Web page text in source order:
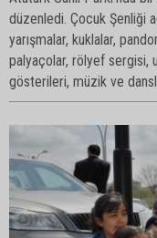
düzenledi. Çocuk Şenliği
yarışmalar, kuklalar,
palyaçolar, rölyef sergisi,
gösterileri, müzik ve